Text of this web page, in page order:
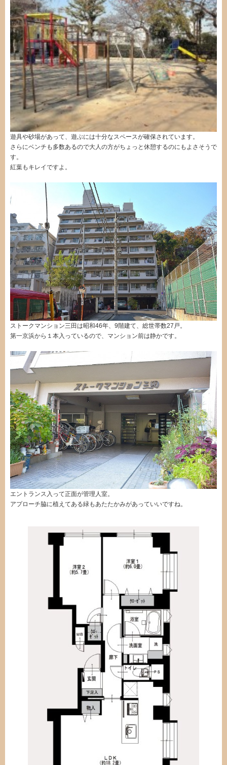
遊具や砂場があって、遊ぶには十分なスペースが確保されています。
さらにベンチも多数あるので大人の方がちょっと休憩するのにもよさそうで
す。
紅葉もキレイですよ。
ストークマンション三田は昭和46年、9階建て、総世帯数27戸。
第一京浜から１本入っているので、マンション前は静かです。
エントランス入って正面が管理人室。
アプローチ脇に植えてある緑もあたたかみがあっていいですね。